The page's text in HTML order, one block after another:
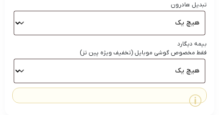
تبدیل هادرون
بیمه دیگارد
فقط مخصوص گوشی موبایل (تخفیف ویژه پین تز)